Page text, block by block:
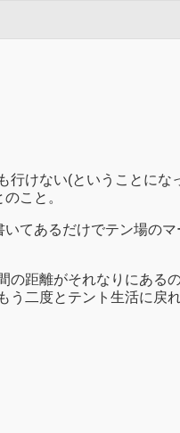
行けない(ということに
こと。
いてあるだけでテン場の
距離がそれなりにある
二度とテント生活に戻